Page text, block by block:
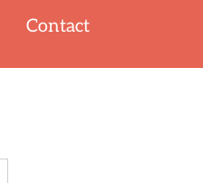
Contact